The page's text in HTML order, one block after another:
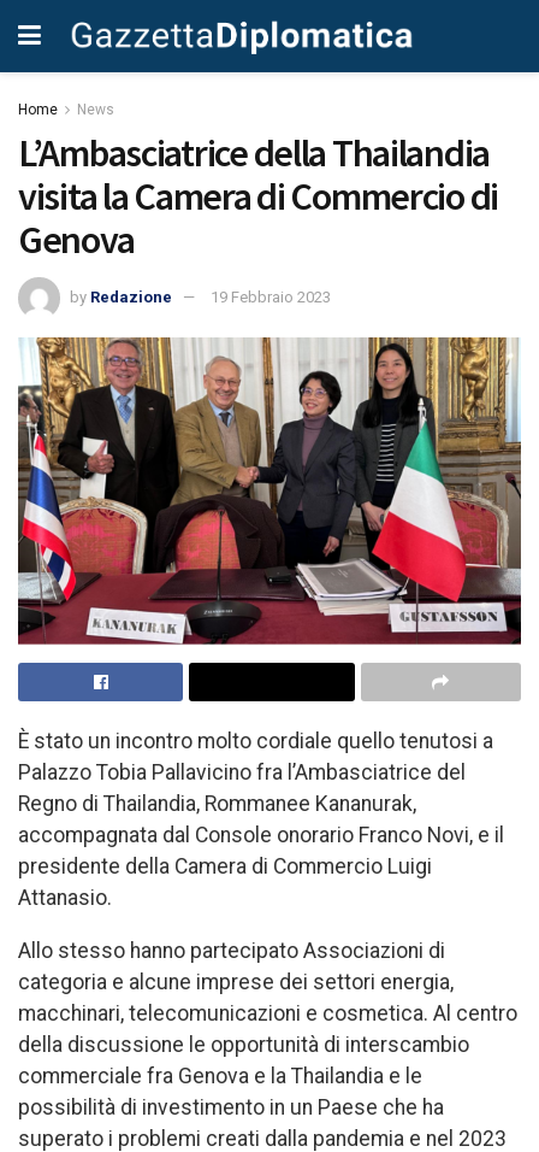
Home News
L’Ambasciatrice della Thailandia
visita la Camera di Commercio di
Genova
by Redazione 19 Febbraio 2023
È stato un incontro molto cordiale quello tenutosi a
Palazzo Tobia Pallavicino fra l’Ambasciatrice del
Regno di Thailandia, Rommanee Kananurak,
accompagnata dal Console onorario Franco Novi, e il
presidente della Camera di Commercio Luigi
Attanasio.
Allo stesso hanno partecipato Associazioni di
categoria e alcune imprese dei settori energia,
macchinari, telecomunicazioni e cosmetica. Al centro
della discussione le opportunità di interscambio
commerciale fra Genova e la Thailandia e le
possibilità di investimento in un Paese che ha
superato i problemi creati dalla pandemia e nel 2023